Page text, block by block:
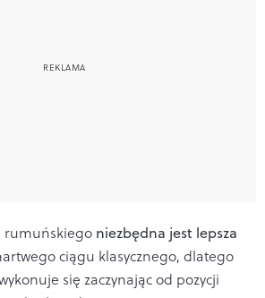
rumuńskiego niezbędna jest lepsza
ciągu klasycznego, dlatego
się zaczynając od pozycji